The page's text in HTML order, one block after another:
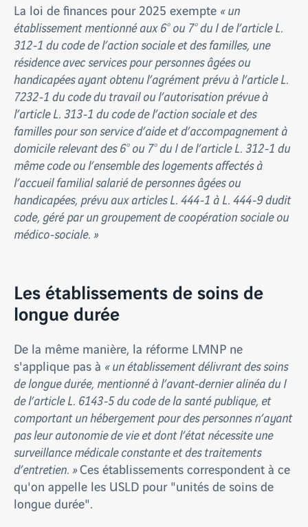
La loi de finances pour 2025 exempte « un
établissement mentionné aux 6° ou 7° du I de l’article L.
312-1 du code de l’action sociale et des familles, une
résidence avec services pour personnes âgées ou
handicapées ayant obtenu l’agrément prévu à l’article L.
7232-1 du code du travail ou l’autorisation prévue à
l’article L. 313-1 du code de l’action sociale et des
familles pour son service d’aide et d’accompagnement à
domicile relevant des 6° ou 7° du I de l’article L. 312-1 du
même code ou l’ensemble des logements affectés à
l’accueil familial salarié de personnes âgées ou
handicapées, prévu aux articles L. 444-1 à L. 444-9 dudit
code, géré par un groupement de coopération sociale ou
médico-sociale. »
Les établissements de soins de
longue durée
De la même manière, la réforme LMNP ne
s'applique pas à « un établissement délivrant des soins
de longue durée, mentionné à l’avant-dernier alinéa du I
de l’article L. 6143-5 du code de la santé publique, et
comportant un hébergement pour des personnes n’ayant
pas leur autonomie de vie et dont l’état nécessite une
surveillance médicale constante et des traitements
d’entretien. »Ces établissements correspondent à ce
qu'on appelle les USLD pour "unités de soins de
longue durée".